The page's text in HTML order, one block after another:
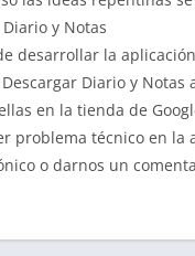
y Notas
desarrollar la
Diario y Notas
en la tienda de
problema técnico en la
o darnos un